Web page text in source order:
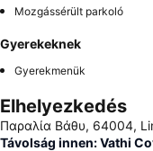
Mozgássérült parkoló
Gyerekeknek
Gyerekmenük
Elhelyezkedés
Παραλία Βάθυ, 64004,
Távolság innen: Vathi